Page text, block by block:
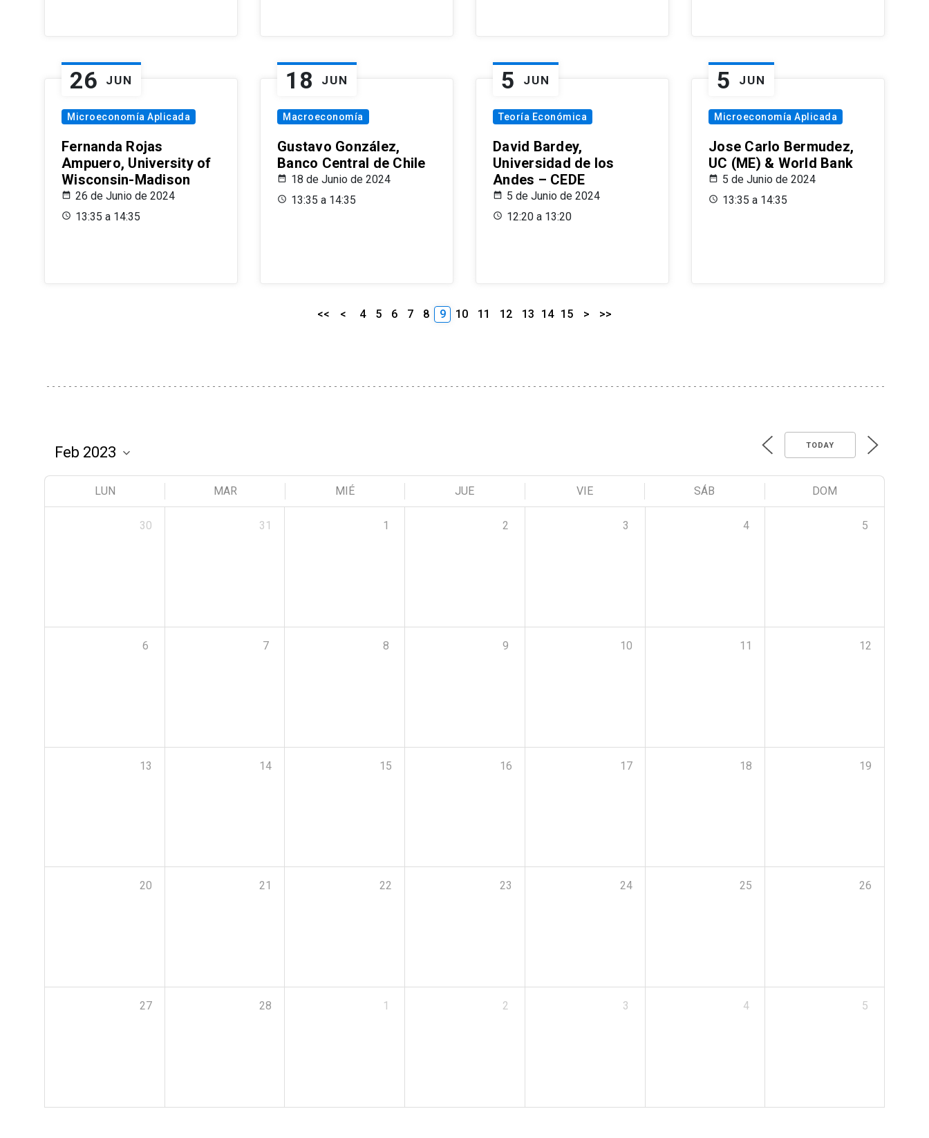
26 JUN
Microeconomía Aplicada
Fernanda Rojas
Ampuero, University of
Wisconsin-Madison
26 de Junio de 2024
13:35 a 14:35
18 JUN
Macroeconomía
Gustavo González,
Banco Central de Chile
18 de Junio de 2024
13:35 a 14:35
5 JUN
Teoría Económica
David Bardey,
Universidad de los
Andes – CEDE
5 de Junio de 2024
12:20 a 13:20
5 JUN
Microeconomía Aplicada
Jose Carlo Bermudez,
UC (ME) & World Bank
5 de Junio de 2024
13:35 a 14:35
<< < 4 5 6 7 8 9 10 11 12 13 14 15 > >>
TODAY
LUN MAR MIÉ JUE VIE SÁB DOM
30 31 1 2 3 4 5
6 7 8 9 10 11 12
13 14 15 16 17 18 19
20 21 22 23 24 25 26
27 28 1 2 3 4 5